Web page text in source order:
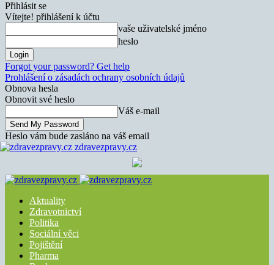
Přihlásit se
Vítejte! přihlášení k účtu
vaše uživatelské jméno
heslo
Forgot your password? Get help
Prohlášení o zásadách ochrany osobních údajů
Obnova hesla
Obnovit své heslo
Váš e-mail
Heslo vám bude zasláno na váš email
zdravezpravy.cz
Aktuality
Zdravotnictví
Politika
Sociální věci
Pojištění
Pharma